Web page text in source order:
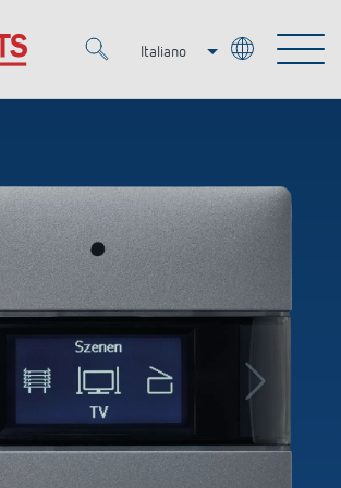
Italiano
Deutsch
di presenza/movimento
del tempo e della luce
dell'illuminazione DALI-2